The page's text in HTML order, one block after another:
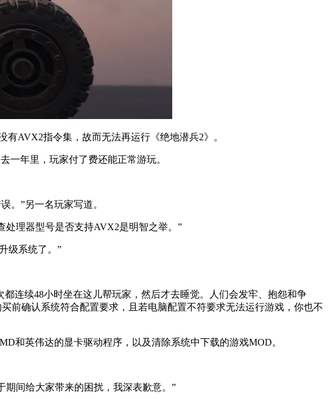
AVX2指令集，故而无法再运行《绝地潜兵2》。
一年里，玩家付了费还能正常游玩。
。”另一名玩家写道。
处理器型号是否支持AVX2是明智之举。”
级系统了。”
连续48小时坐在这儿帮玩家，然后才去睡觉。人们会发牢、抱怨和争
确认系统符合配置要求，且若电脑配置不符要求无法运行游戏，你也不
和英伟达的显卡驱动程序，以及清除系统中下载的游戏MOD。
期间给大家带来的困扰，我深表歉意。”